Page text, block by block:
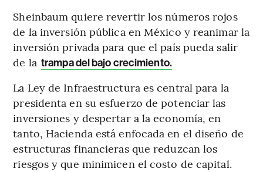
Sheinbaum quiere revertir los números rojos
de la inversión pública en México y reanimar la
inversión privada para que el país pueda salir
de la trampa del bajo crecimiento.
La Ley de Infraestructura es central para la
presidenta en su esfuerzo de potenciar las
inversiones y despertar a la economía, en
tanto, Hacienda está enfocada en el diseño de
estructuras financieras que reduzcan los
riesgos y que minimicen el costo de capital.